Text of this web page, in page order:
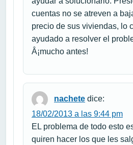
cuentas no se atreven a
precio de sus viviendas, lo
ayudado a resolver el
Â¡mucho antes!
nachete dice:
18/02/2013 a las 9:44 pm
EL problema de todo esto
quiren hacer los que les